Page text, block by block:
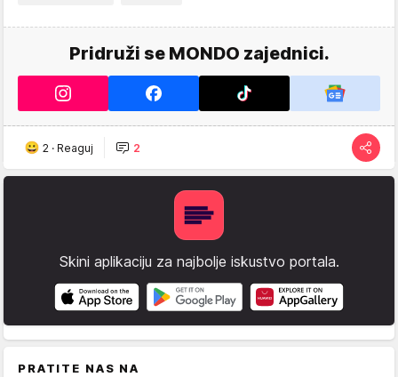
Pridruži se MONDO zajednici.
2 · Reaguj 2
Skini aplikaciju za najbolje iskustvo portala.
PRATITE NAS NA